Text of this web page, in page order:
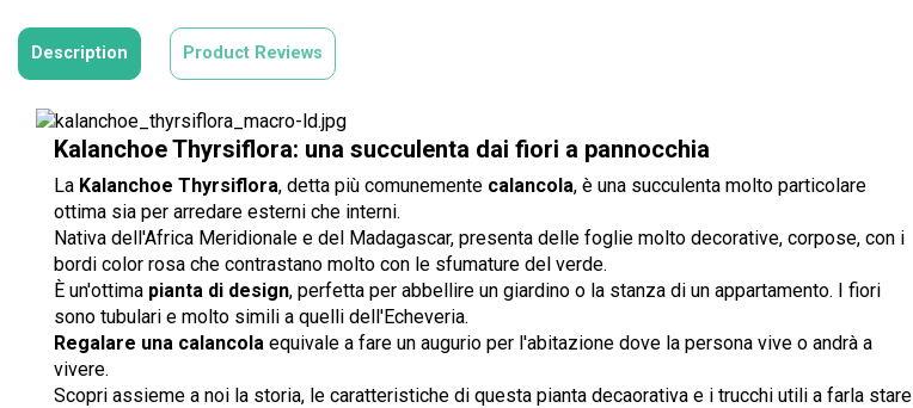
Description Product Reviews
Kalanchoe Thyrsiflora: una succulenta dai fiori a pannocchia
La Kalanchoe Thyrsiflora, detta più comunemente calancola, è una succulenta molto particolare
ottima sia per arredare esterni che interni.
Nativa dell'Africa Meridionale e del Madagascar, presenta delle foglie molto decorative, corpose, con i
bordi color rosa che contrastano molto con le sfumature del verde.
È un'ottima pianta di design, perfetta per abbellire un giardino o la stanza di un appartamento. I fiori
sono tubulari e molto simili a quelli dell'Echeveria.
Regalare una calancola equivale a fare un augurio per l'abitazione dove la persona vive o andrà a
vivere.
Scopri assieme a noi la storia, le caratteristiche di questa pianta decaorativa e i trucchi utili a farla stare